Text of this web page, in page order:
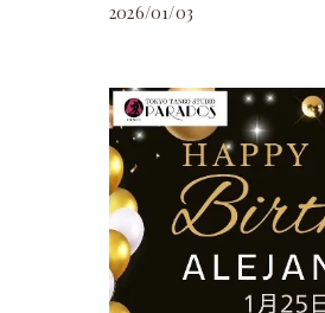
2026/01/03